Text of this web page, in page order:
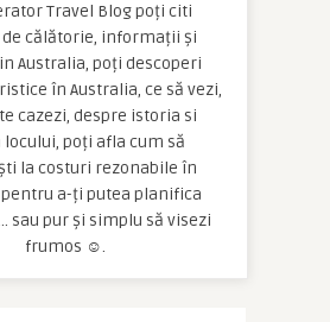
Travel Blog poți citi
călătorie, informații și
Australia, poți descoperi
în Australia, ce să vezi,
cazezi, despre istoria si
poți afla cum să
la costuri rezonabile în
a-ți putea planifica
sau pur și simplu să visezi
frumos ☺.